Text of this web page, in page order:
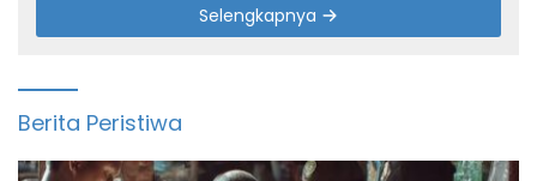
Selengkapnya
Berita Peristiwa